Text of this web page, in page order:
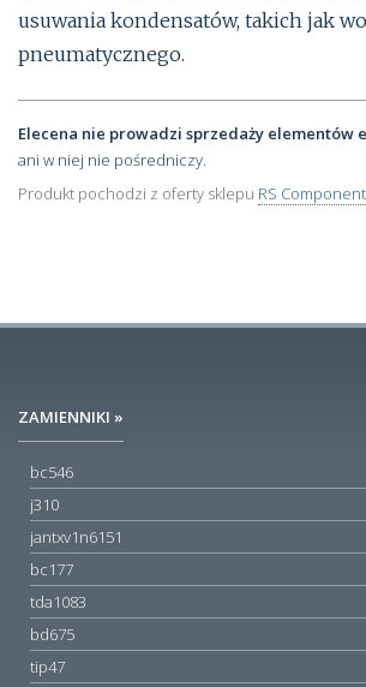
usuwania kondensatów, takich jak
pneumatycznego.
Elecena nie prowadzi sprzedaży elementów
ani w niej nie pośredniczy.
Produkt pochodzi z oferty sklepu RS
ZAMIENNIKI »
bc546
j310
jantxv1n6151
bc177
tda1083
bd675
tip47